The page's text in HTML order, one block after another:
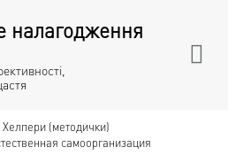
налагодження
Хелпери (методички)
самоорганизация